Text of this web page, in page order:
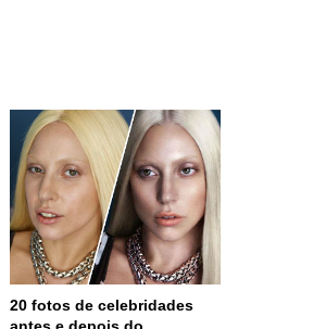
20 fotos de celebridades